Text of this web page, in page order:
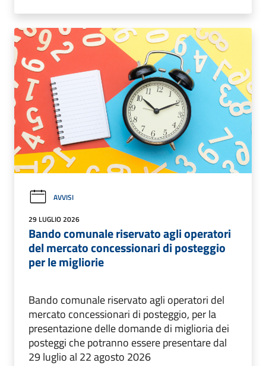
AVVISI
29 LUGLIO 2026
Bando comunale riservato agli operatori
del mercato concessionari di posteggio
per le migliorie
Bando comunale riservato agli operatori del
mercato concessionari di posteggio, per la
presentazione delle domande di miglioria dei
posteggi che potranno essere presentare dal
29 luglio al 22 agosto 2026